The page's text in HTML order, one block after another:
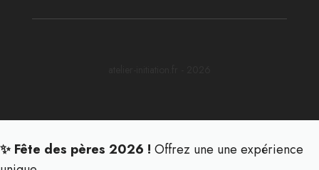
✨ Fête des pères 2026 ! Offrez une une expérience